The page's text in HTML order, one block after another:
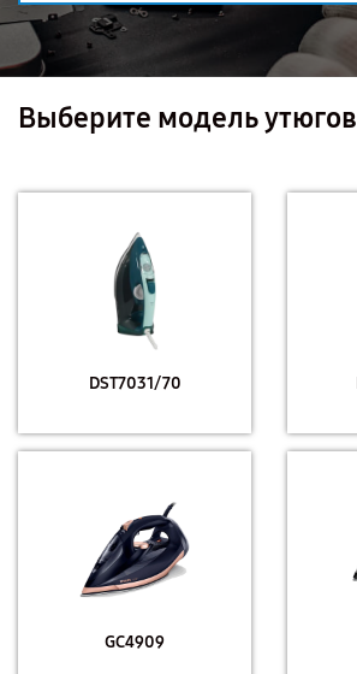
Выберите модель
DST7031/70
GC4909